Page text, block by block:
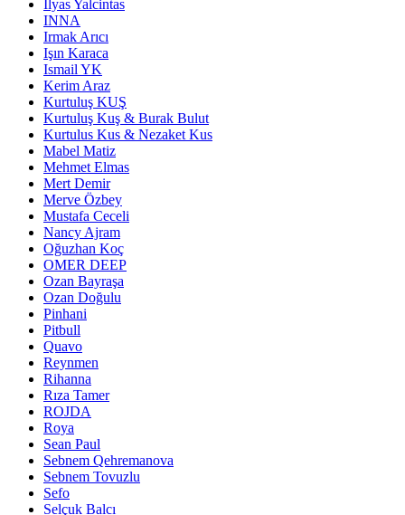
Ilyas Yalcintas
INNA
Irmak Arıcı
Işın Karaca
Ismail YK
Kerim Araz
Kurtuluş KUŞ
Kurtuluş Kuş & Burak Bulut
Kurtulus Kus & Nezaket Kus
Mabel Matiz
Mehmet Elmas
Mert Demir
Merve Özbey
Mustafa Ceceli
Nancy Ajram
Oğuzhan Koç
OMER DEEP
Ozan Bayraşa
Ozan Doğulu
Pinhani
Pitbull
Quavo
Reynmen
Rihanna
Rıza Tamer
ROJDA
Roya
Sean Paul
Sebnem Qehremanova
Sebnem Tovuzlu
Sefo
Selçuk Balcı